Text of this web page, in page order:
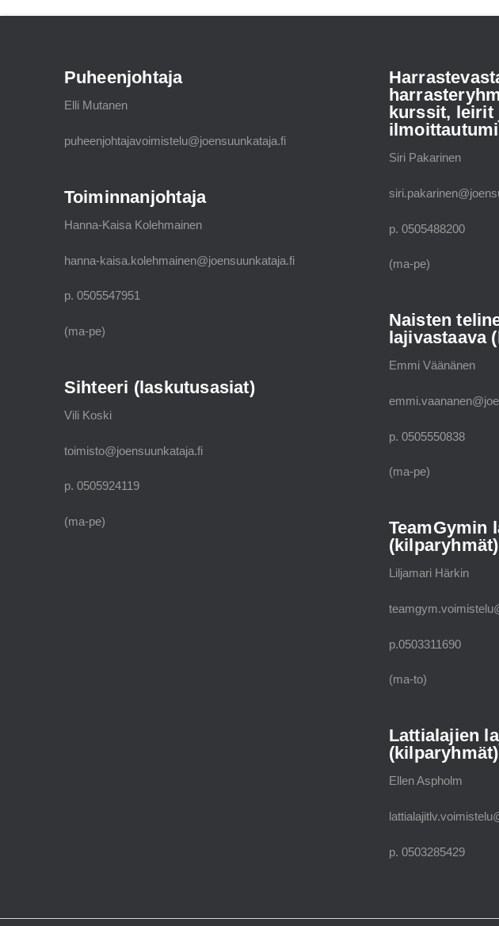
Puheenjohtaja
Elli Mutanen
puheenjohtajavoimistelu@joensuunkataja.fi
Toiminnanjohtaja
Hanna-Kaisa Kolehmainen
hanna-kaisa.kolehmainen@joensuunkataja.fi
p. 0505547951
(ma-pe)
Sihteeri (laskutusasiat)
Vili Koski
toimisto@joensuunkataja.fi
p. 0505924119
(ma-pe)
kurssit, leirit
Siri Pakarinen
p. 0505488200
(ma-pe)
Naisten
lajivastaava
Emmi Väänänen
p. 0505550838
(ma-pe)
TeamGymin
(kilparyhmät)
Liljamari Härkin
p.0503311690
(ma-to)
Lattialajien
(kilparyhmät)
Ellen Aspholm
p. 0503285429